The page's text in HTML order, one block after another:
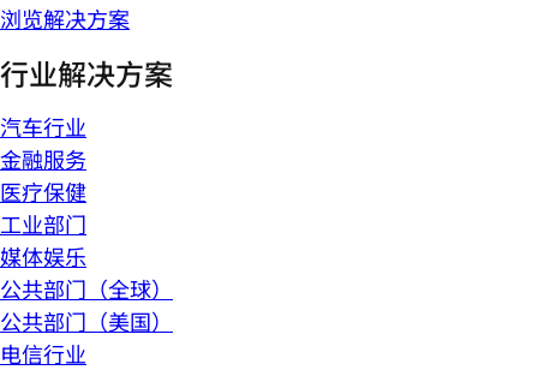
浏览解决方案
行业解决方案
汽车行业
金融服务
医疗保健
工业部门
媒体娱乐
公共部门（全球）
公共部门（美国）
电信行业